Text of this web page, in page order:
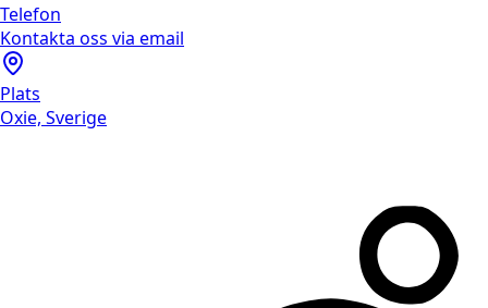
Telefon
Kontakta oss via email
Plats
Oxie, Sverige